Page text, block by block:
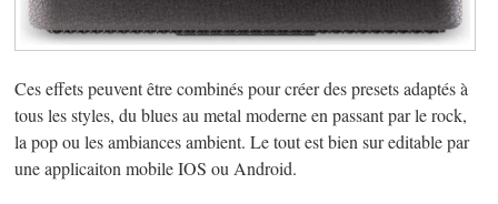
Ces effets peuvent être combinés pour créer des presets adaptés à
tous les styles, du blues au metal moderne en passant par le rock,
la pop ou les ambiances ambient. Le tout est bien sur editable par
une applicaiton mobile IOS ou Android.